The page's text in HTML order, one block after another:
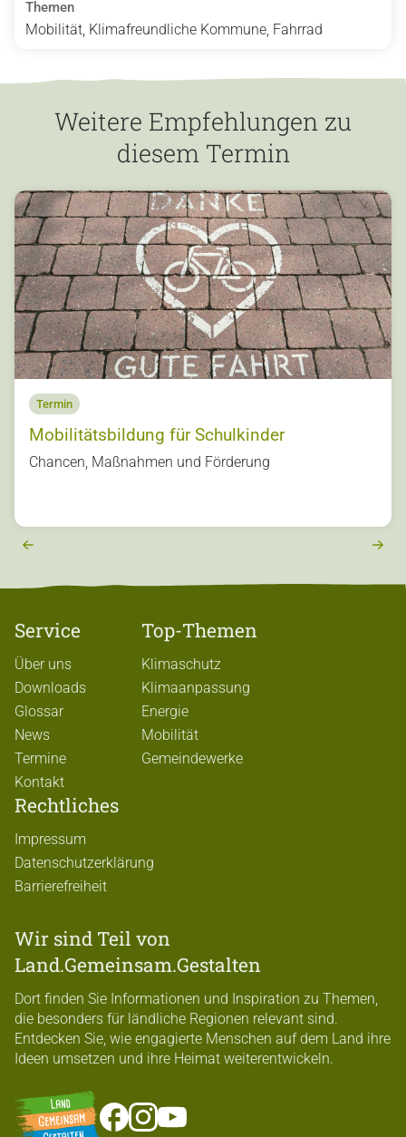
Themen
Mobilität, Klimafreundliche Kommune, Fahrrad
Weitere Empfehlungen zu
diesem Termin
r
u
Termin
Mobilitätsbildung für Schulkinder
Chancen, Maßnahmen und Förderung
Service
Über uns
Downloads
Glossar
News
Termine
Kontakt
Top-Themen
Klimaschutz
Klimaanpassung
Energie
Mobilität
Gemeindewerke
Rechtliches
Impressum
Datenschutzerklärung
Barrierefreiheit
Wir sind Teil von
Land.Gemeinsam.Gestalten
Dort finden Sie Informationen und Inspiration zu Themen,
die besonders für ländliche Regionen relevant sind.
Entdecken Sie, wie engagierte Menschen auf dem Land ihre
Ideen umsetzen und ihre Heimat weiterentwickeln.